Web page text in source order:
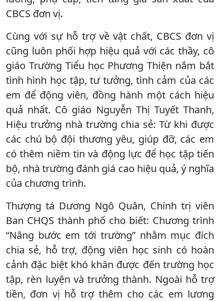
CBCS đơn vị.
Cùng với sự hỗ trợ về vật chất, CBCS đơn vị
cũng luôn phối hợp hiệu quả với các thầy, cô
giáo Trường Tiểu học Phương Thiện nắm bắt
tình hình học tập, tư tưởng, tình cảm của các
em để động viên, đồng hành một cách hiệu
quả nhất. Cô giáo Nguyễn Thị Tuyết Thanh,
Hiệu trưởng nhà trường chia sẻ: Từ khi được
các chú bộ đội thương yêu, giúp đỡ, các em
có thêm niềm tin và động lực để học tập tiến
bộ, nhà trường đánh giá cao hiệu quả, ý nghĩa
của chương trình.
Thượng tá Dương Ngô Quân, Chính trị viên
Ban CHQS thành phố cho biết: Chương trình
“Nâng bước em tới trường” nhằm mục đích
chia sẻ, hỗ trợ, động viên học sinh có hoàn
cảnh đặc biệt khó khăn được đến trường học
tập, rèn luyện và trưởng thành. Ngoài hỗ trợ
tiền, đơn vị hỗ trợ thêm cho các em lương